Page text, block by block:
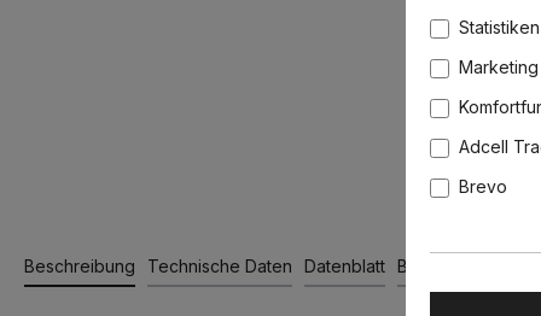
Beschreibung Technische Daten Datenblatt Bewertungen
Statistiken
Marketing
Adcell
Brevo